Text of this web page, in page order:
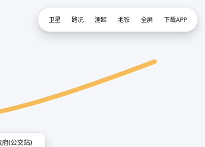
(公交站)
卫星 路况 测距 地铁 全屏 下载APP